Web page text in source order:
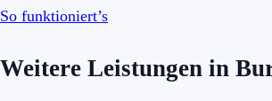
So funktioniert’s
Weitere Leistungen in